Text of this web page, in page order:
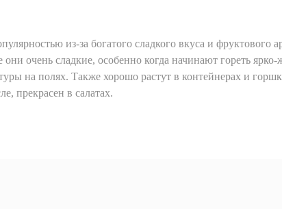
из-за богатого сладкого вкуса и фруктового
очень сладкие, особенно когда начинают гореть
на полях. Также хорошо растут в контейнерах и
прекрасен в салатах.